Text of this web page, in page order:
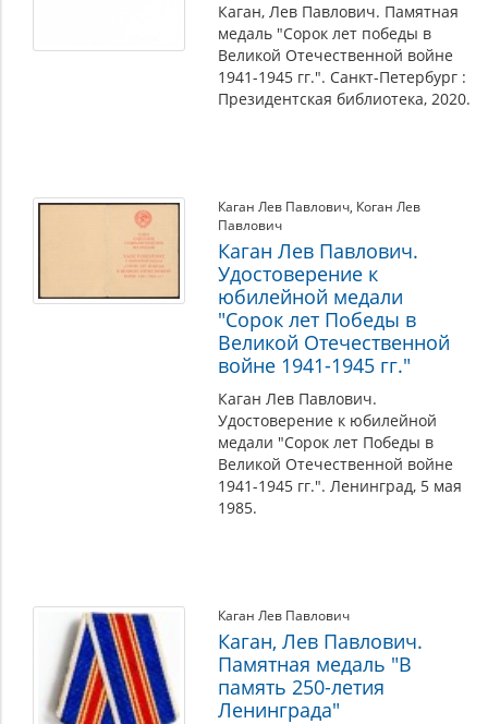
Каган, Лев Павлович. Памятная
медаль "Сорок лет победы в
Великой Отечественной войне
1941-1945 гг.". Санкт-Петербург :
Президентская библиотека, 2020.
Каган Лев Павлович, Коган Лев
Павлович
Каган Лев Павлович.
Удостоверение к
юбилейной медали
"Сорок лет Победы в
Великой Отечественной
войне 1941-1945 гг."
Каган Лев Павлович.
Удостоверение к юбилейной
медали "Сорок лет Победы в
Великой Отечественной войне
1941-1945 гг.". Ленинград, 5 мая
1985.
Каган Лев Павлович
Каган, Лев Павлович.
Памятная медаль "В
память 250-летия
Ленинграда"